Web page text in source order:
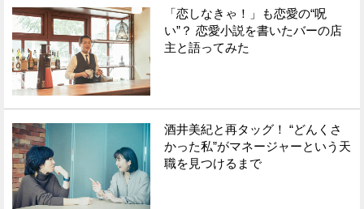
「恋しなきゃ！」も恋愛の“呪
い”？ 恋愛小説を書いたバーの店
主と語ってみた
酒井美紀と再タッグ！ “どんくさ
かった私”がマネージャーという天
職を見つけるまで